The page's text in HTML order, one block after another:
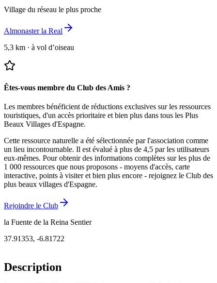
Village du réseau le plus proche
Almonaster la Real
5,3 km · à vol d’oiseau
Êtes-vous membre du Club des Amis ?
Les membres bénéficient de réductions exclusives sur les ressources
touristiques, d'un accès prioritaire et bien plus dans tous les Plus
Beaux Villages d'Espagne.
Cette ressource naturelle a été sélectionnée par l'association comme
un lieu incontournable. Il est évalué à plus de 4,5 par les utilisateurs
eux-mêmes. Pour obtenir des informations complètes sur les plus de
1 000 ressources que nous proposons - moyens d'accès, carte
interactive, points à visiter et bien plus encore - rejoignez le Club des
plus beaux villages d'Espagne.
Rejoindre le Club
la Fuente de la Reina Sentier
37.91353, -6.81722
Description